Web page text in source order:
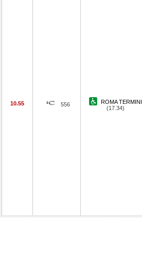
10.55 556
ROMA TERMINI
(17.34)